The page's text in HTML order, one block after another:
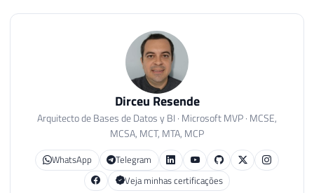
Dirceu Resende
Arquitecto de Bases de Datos y BI · Microsoft MVP · MCSE,
MCSA, MCT, MTA, MCP
WhatsApp
Telegram
Veja minhas certificações